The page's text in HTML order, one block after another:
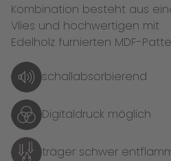
Kombination besteht aus
Vlies und hochwertigen mit
Edelholz furnierten MDF-
schallabsorbierend
Digitaldruck möglich
träger schwer